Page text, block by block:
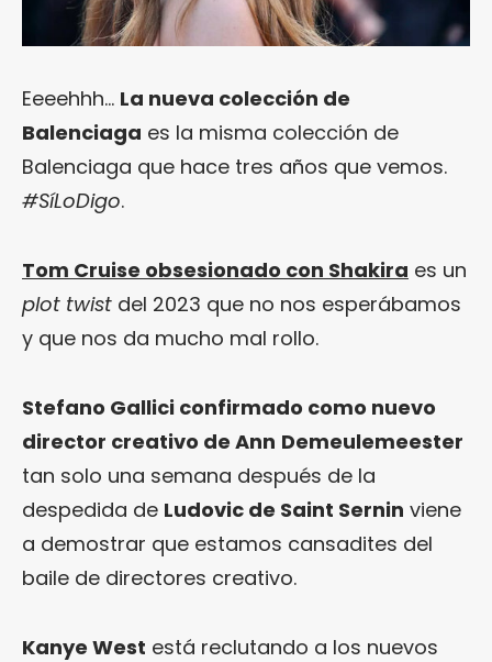
Eeeehhh… La nueva colección de
Balenciaga es la misma colección de
Balenciaga que hace tres años que vemos.
#SíLoDigo.
Tom Cruise obsesionado con Shakira es un
plot twist del 2023 que no nos esperábamos
y que nos da mucho mal rollo.
Stefano Gallici confirmado como nuevo
director creativo de Ann Demeulemeester
tan solo una semana después de la
despedida de Ludovic de Saint Sernin viene
a demostrar que estamos cansadites del
baile de directores creativo.
Kanye West está reclutando a los nuevos